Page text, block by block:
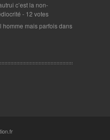
c’est la non-
- 12 votes
homme mais parfois dans